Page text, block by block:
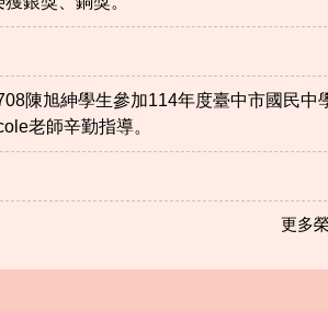
陳旭紳學生參加114年度臺中市國民中
老師辛勤指導。
更多